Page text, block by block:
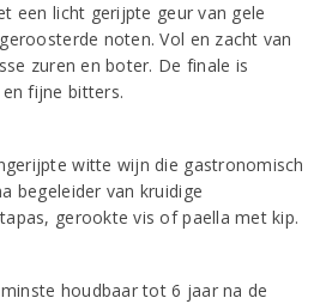
een licht gerijpte geur van gele
noten. Vol en zacht van
zuren en boter. De finale is
fijne bitters.
witte wijn die gastronomisch
begeleider van kruidige
gerookte vis of paella met kip.
houdbaar tot 6 jaar na de